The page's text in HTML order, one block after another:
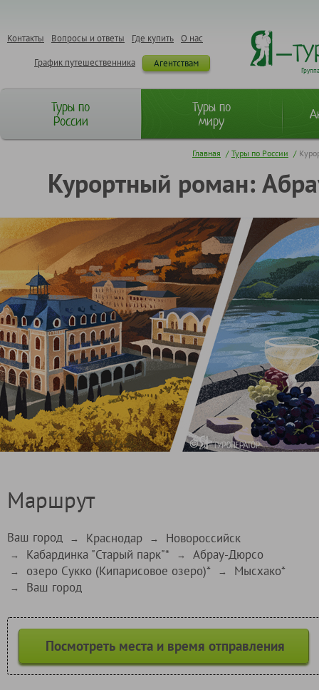
О нас
Где купить
Вопросы и ответы
Контакты
Агентствам
График путешественника
Туры по
России
Туры по
миру
Главная / Туры по России /
Курортный роман:
Маршрут
Ваш город → Краснодар → Новороссийск
→ Кабардинка "Старый парк"* → Абрау-Дюрсо
→ озеро Сукко (Кипарисовое озеро)* → Мысхако*
→ Ваш город
Посмотреть места и время отправления